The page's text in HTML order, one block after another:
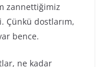
zannettiğimiz
Çünkü dostlarım,
bence.
ne kadar